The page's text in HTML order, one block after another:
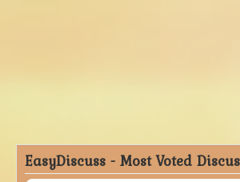
EasyDiscuss - Most Voted